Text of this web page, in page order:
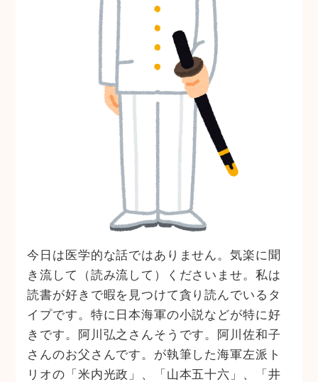
今日は医学的な話ではありません。気楽に聞
き流して（読み流して）くださいませ。私は
読書が好きで暇を見つけて貪り読んでいるタ
イプです。特に日本海軍の小説などが特に好
きです。阿川弘之さんそうです。阿川佐和子
さんのお父さんです。が執筆した海軍左派ト
リオの「米内光政」、「山本五十六」、「井